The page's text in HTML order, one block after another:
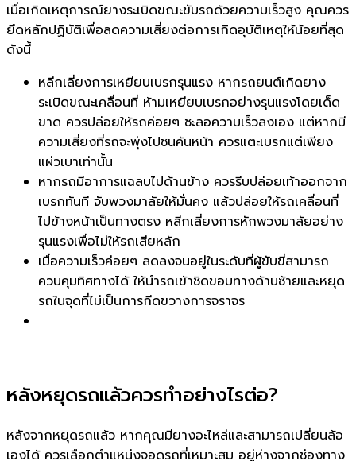
เมื่อเกิดเหตุการณ์ยางระเบิดขณะขับรถด้วยความเร็วสูง คุณควร
ยึดหลักปฏิบัติเพื่อลดความเสี่ยงต่อการเกิดอุบัติเหตุให้น้อยที่สุด
ดังนี้
หลีกเลี่ยงการเหยียบเบรกรุนแรง หากรถยนต์เกิดยาง
ระเบิดขณะเคลื่อนที่ ห้ามเหยียบเบรกอย่างรุนแรงโดยเด็ด
ขาด ควรปล่อยให้รถค่อยๆ ชะลอความเร็วลงเอง แต่หากมี
ความเสี่ยงที่รถจะพุ่งไปชนคันหน้า ควรแตะเบรกแต่เพียง
แผ่วเบาเท่านั้น
หากรถมีอาการแฉลบไปด้านข้าง ควรรีบปล่อยเท้าออกจาก
เบรกทันที จับพวงมาลัยให้มั่นคง แล้วปล่อยให้รถเคลื่อนที่
ไปข้างหน้าเป็นทางตรง หลีกเลี่ยงการหักพวงมาลัยอย่าง
รุนแรงเพื่อไม่ให้รถเสียหลัก
เมื่อความเร็วค่อยๆ ลดลงจนอยู่ในระดับที่ผู้ขับขี่สามารถ
ควบคุมทิศทางได้ ให้นำรถเข้าชิดขอบทางด้านซ้ายและหยุด
รถในจุดที่ไม่เป็นการกีดขวางการจราจร
หลังหยุดรถแล้วควรทำอย่างไรต่อ?
หลังจากหยุดรถแล้ว หากคุณมียางอะไหล่และสามารถเปลี่ยนล้อ
เองได้ ควรเลือกตำแหน่งจอดรถที่เหมาะสม อยู่ห่างจากช่องทาง